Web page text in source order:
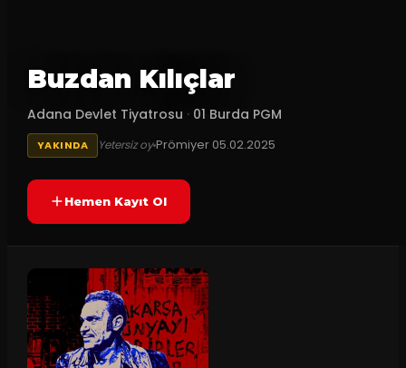
Buzdan Kılıçlar
Adana Devlet Tiyatrosu · 01 Burda PGM
YAKINDA Yetersiz oyPrömiyer 05.02.2025
Hemen Kayıt Ol